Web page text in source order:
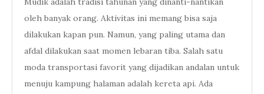
oleh banyak orang. Aktivitas ini memang bisa saja
dilakukan kapan pun. Namun, yang paling utama dan
afdal dilakukan saat momen lebaran tiba. Salah satu
moda transportasi favorit yang dijadikan andalan untuk
menuju kampung halaman adalah kereta api. Ada